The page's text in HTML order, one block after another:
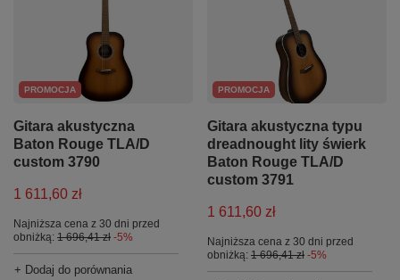
PROMOCJA
Gitara akustyczna
Baton Rouge TLA/D
custom 3790
1 611,60 zł
Najniższa cena z 30 dni przed
obniżką: 1 696,41 zł -5%
+ Dodaj do porównania
PROMOCJA
Gitara akustyczna typu
dreadnought lity świerk
Baton Rouge TLA/D
custom 3791
1 611,60 zł
Najniższa cena z 30 dni przed
obniżką: 1 696,41 zł -5%